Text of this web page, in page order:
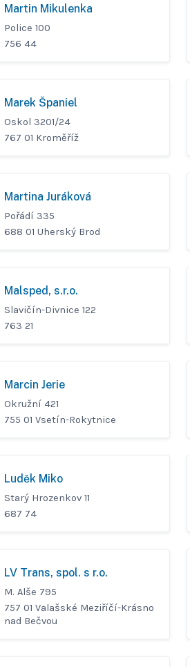
Martin Mikulenka
Police 100
756 44
Marek Španiel
Oskol 3201/24
767 01 Kroměříž
Martina Juráková
Pořádí 335
688 01 Uherský Brod
Malsped, s.r.o.
Slavičín-Divnice 122
763 21
Marcin Jerie
Okružní 421
755 01 Vsetín-Rokytnice
Luděk Miko
Starý Hrozenkov 11
687 74
LV Trans, spol. s r.o.
M. Alše 795
757 01 Valašské Meziříčí-Krásno
nad Bečvou